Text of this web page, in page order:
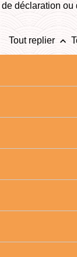
déclaration ou
Tout replier keyboard_arrow_up